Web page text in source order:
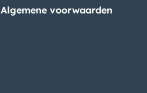
Algemene voorwaarden